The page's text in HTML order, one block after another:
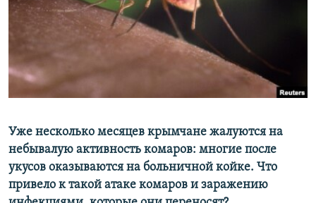
ПОБЕДИТЕЛЕЙ НЕ СУДЯТ?
КРЫМ.НЕПОКОРЕННЫЙ
ELIFBE
УКРАИНСКАЯ ПРОБЛЕМА КРЫМА
ПРИСОЕДИНЯЙТЕСЬ!
Уже несколько месяцев крымчане жалуются на
небывалую активность комаров: многие после
укусов оказываются на больничной койке. Что
привело к такой атаке комаров и заражению